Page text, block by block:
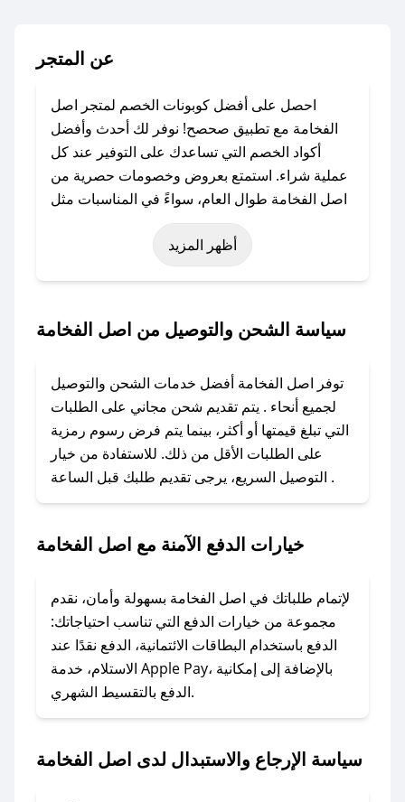
عن المتجر
احصل على أفضل كوبونات الخصم لمتجر اصل
الفخامة مع تطبيق صحصح! نوفر لك أحدث وأفضل
أكواد الخصم التي تساعدك على التوفير عند كل
عملية شراء. استمتع بعروض وخصومات حصرية من
اصل الفخامة طوال العام، سواءً في المناسبات مثل
عيد الفطر، عيد الأضحى، الجمعة البيضاء (شهر
نوفمبر)، رمضان، اليوم الوطني، يوم التأسيس، أو
حتى عروض خاصة أخرى.
باستخدام تطبيق صحصح، يمكنك العثور بسهولة على
الكوبون، تواصل معنا عبر تويتر أو البريد الإلكتروني
لإضافته بسرعة.
### كيفية استخدام كود خصم اصل الفخامة؟
1. انسخ كود الخصم من تطبيق صحصح.
2. الصقه في خانة الدفع عند التسوق من اصل
لا تقلق! يمكنك التواصل مع فريق دعم صحصح عبر
الرسائل الخاصة على تويتر أو البريد الإلكتروني،
وسنقوم بحل المشكلة في أسرع وقت ممكن.
### ماذا أفعل إذا لم أجد كود خصم لمتجري
المفضل؟
مراسلتنا مباشرة وسنعمل على توفير الكوبونات في
أظهر المزيد
سياسة الشحن والتوصيل من اصل الفخامة
توفر اصل الفخامة أفضل خدمات الشحن والتوصيل
لجميع أنحاء . يتم تقديم شحن مجاني على الطلبات
التي تبلغ قيمتها أو أكثر، بينما يتم فرض رسوم رمزية
على الطلبات الأقل من ذلك. للاستفادة من خيار
التوصيل السريع، يرجى تقديم طلبك قبل الساعة .
خيارات الدفع الآمنة مع اصل الفخامة
لإتمام طلباتك في اصل الفخامة بسهولة وأمان، نقدم
مجموعة من خيارات الدفع التي تناسب احتياجاتك:
الدفع باستخدام البطاقات الائتمانية، الدفع نقدًا عند
الاستلام، خدمة Apple Pay، بالإضافة إلى إمكانية
الدفع بالتقسيط الشهري.
سياسة الإرجاع والاستبدال لدى اصل الفخامة